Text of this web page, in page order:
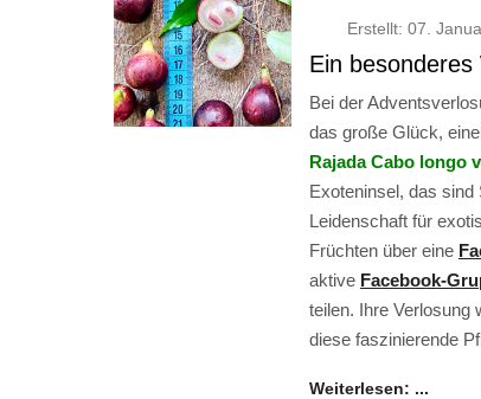
Erstellt: 07.
Ein
Bei der
das große Glück,
Rajada Cabo longo
Exoteninsel, das sind
Leidenschaft für
Früchten über eine
aktive Facebook-
teilen. Ihre Verlosung
diese faszinierende
Weiterlesen: ...